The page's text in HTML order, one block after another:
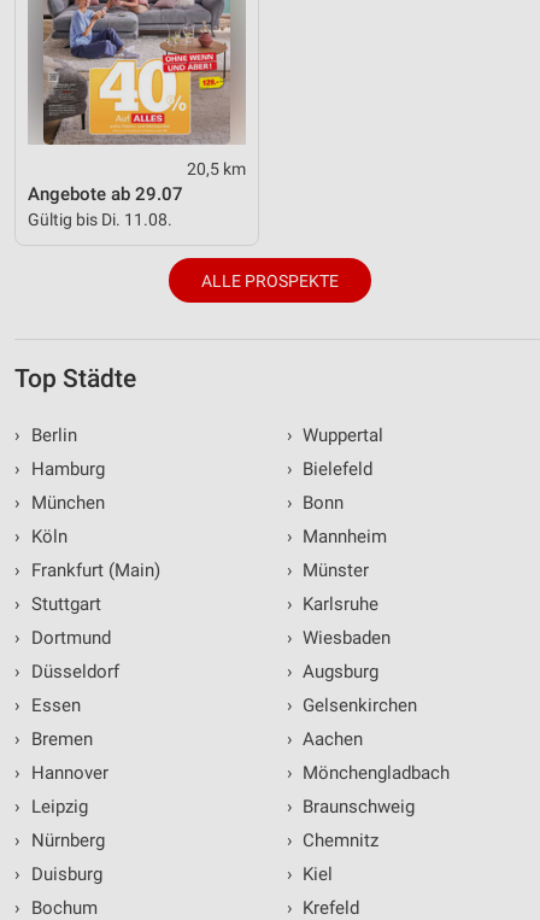
20,5 km
Angebote ab 29.07
Gültig bis Di. 11.08.
ALLE PROSPEKTE
Top Städte
›
Berlin
›
Hamburg
›
München
›
Köln
›
Frankfurt (Main)
› Stuttgart
›
Dortmund
›
Düsseldorf
›
Essen
›
Bremen
›
Hannover
›
Leipzig
›
Nürnberg
›
Duisburg
›
Bochum
› Wuppertal
› Bielefeld
› Bonn
› Mannheim
› Münster
› Karlsruhe
› Wiesbaden
› Augsburg
› Gelsenkirchen
› Aachen
› Mönchengladbach
› Braunschweig
› Chemnitz
› Kiel
› Krefeld